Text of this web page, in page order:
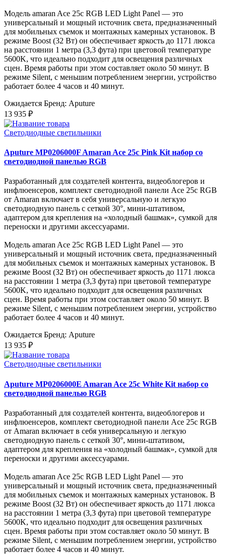
Модель amaran Ace 25c RGB LED Light Panel — это
универсальный и мощный источник света, предназначенный
для мобильных съемок и монтажных камерных установок. В
режиме Boost (32 Вт) он обеспечивает яркость до 1171 люкса
на расстоянии 1 метра (3,3 фута) при цветовой температуре
5600K, что идеально подходит для освещения различных
сцен. Время работы при этом составляет около 50 минут. В
режиме Silent, с меньшим потреблением энергии, устройство
работает более 4 часов и 40 минут.
Ожидается Бренд: Aputure
13 935 ₽
Светодиодные светильники
Aputure MP0206000F Amaran Ace 25c Pink Kit набор со
светодиодной панелью RGB
Разработанный для создателей контента, видеоблогеров и
инфлюенсеров, комплект светодиодной панели Ace 25c RGB
от Amaran включает в себя универсальную и легкую
светодиодную панель с сеткой 30°, мини-штативом,
адаптером для крепления на «холодный башмак», сумкой для
переноски и другими аксессуарами.
Модель amaran Ace 25c RGB LED Light Panel — это
универсальный и мощный источник света, предназначенный
для мобильных съемок и монтажных камерных установок. В
режиме Boost (32 Вт) он обеспечивает яркость до 1171 люкса
на расстоянии 1 метра (3,3 фута) при цветовой температуре
5600K, что идеально подходит для освещения различных
сцен. Время работы при этом составляет около 50 минут. В
режиме Silent, с меньшим потреблением энергии, устройство
работает более 4 часов и 40 минут.
Ожидается Бренд: Aputure
13 935 ₽
Светодиодные светильники
Aputure MP0206000E Amaran Ace 25c White Kit набор со
светодиодной панелью RGB
Разработанный для создателей контента, видеоблогеров и
инфлюенсеров, комплект светодиодной панели Ace 25c RGB
от Amaran включает в себя универсальную и легкую
светодиодную панель с сеткой 30°, мини-штативом,
адаптером для крепления на «холодный башмак», сумкой для
переноски и другими аксессуарами.
Модель amaran Ace 25c RGB LED Light Panel — это
универсальный и мощный источник света, предназначенный
для мобильных съемок и монтажных камерных установок. В
режиме Boost (32 Вт) он обеспечивает яркость до 1171 люкса
на расстоянии 1 метра (3,3 фута) при цветовой температуре
5600K, что идеально подходит для освещения различных
сцен. Время работы при этом составляет около 50 минут. В
режиме Silent, с меньшим потреблением энергии, устройство
работает более 4 часов и 40 минут.